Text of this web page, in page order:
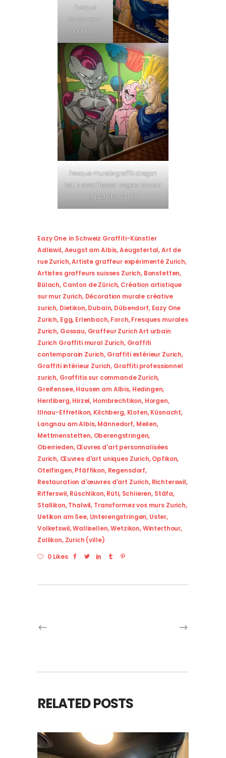
fresque
eazyone.ch
genève
fresque murale graffiti dragon
ball z avec freezer vegeta boo sur
la planete namek
Eazy One in Schweiz Graffiti-Künstler
Adliswil,Aeugst am Albis,Aeugstertal,Art de
rue Zurich,Artiste graffeur expérimenté Zurich,
Artistes graffeurs suisses Zurich, Bonstetten,
Bülach, Canton de Zürich, Création artistique
sur mur Zurich, Décoration murale créative
zurich, Dietikon,Dubaïn, Dübendorf, Eazy One
Zurich, Egg, Erlenbach,Forch,Fresques murales
Zurich, Gossau, Graffeur Zurich Art urbain
Zurich Graffiti mural Zurich, Graffiti
contemporain Zurich, Graffiti extérieur Zurich,
Graffiti intérieur Zurich, Graffiti professionnel
zurich, Graffitis sur commande Zurich,
Greifensee,Hausen am Albis, Hedingen,
Herrliberg,Hirzel, Hombrechtikon, Horgen,
Illnau-Effretikon, Kilchberg, Kloten,Küsnacht,
Langnau am Albis,Männedorf, Meilen,
Mettmenstetten, Oberengstringen,
Oberrieden,Œuvres d'art personnalisées
Zurich, Œuvres d'art uniques Zurich,Opfikon,
Otelfingen,Pfäffikon, Regensdorf,
Restauration d'œuvres d'art Zurich, Richterswil,
Rifferswil,Rüschlikon,Rüti, Schlieren, Stäfa,
Stallikon,Thalwil, Transformez vos murs Zurich,
Uetikon am See, Unterengstringen, Uster,
Volketswil,Wallisellen,Wetzikon,Winterthour,
Zollikon, Zurich (ville)
0 Likes
RELATED POSTS